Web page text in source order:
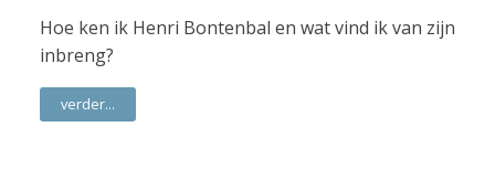
Hoe ken ik Henri Bontenbal en wat vind ik van zijn
inbreng?
verder...